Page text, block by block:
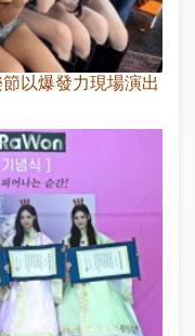
以爆發力現場演出